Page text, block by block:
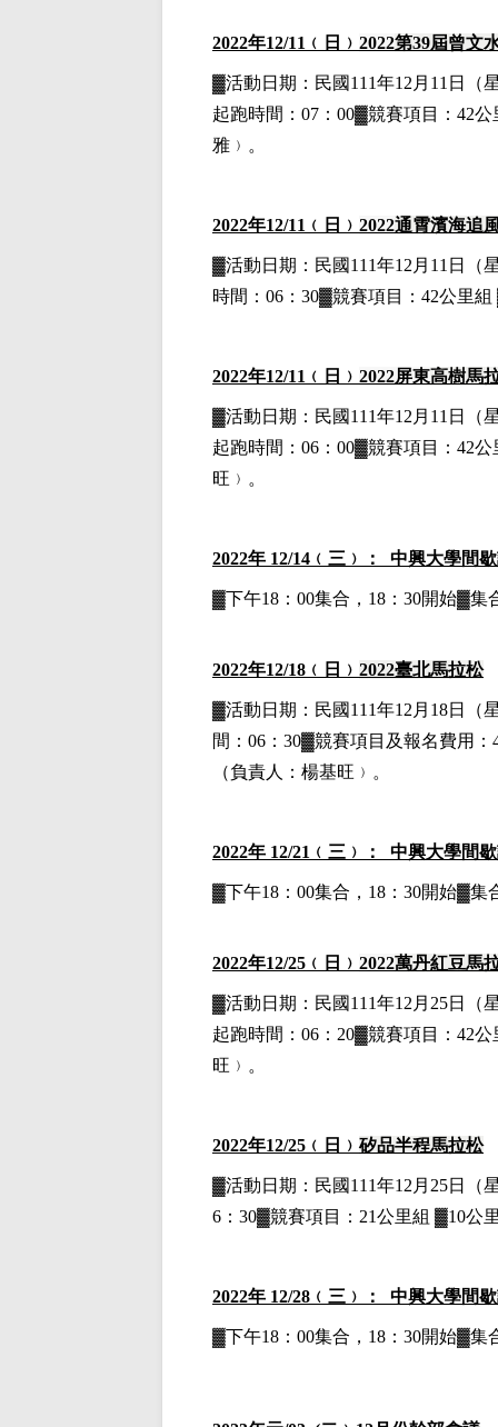
2022年12/11 ﹙日﹚ 2022第39屆曾文
▓活動日期： 民國111年12月11日
（
起跑時間：07：00▓競賽項目：42
雅﹚。
2022年12/11 ﹙日﹚ 2022通霄濱海追
▓活動日期： 民國111年12月11日
（
時間：06：30▓競賽項目：42公里
2022年12/11 ﹙日﹚ 2022屏東高樹馬
▓活動日期： 民國111年12月11日
（
起跑時間：06：00▓競賽項目：42
旺﹚。
2022年 12/14﹙三﹚： 中興大學間
▓下午18：00集合，18：30開始▓集
2022年12/18 ﹙日﹚ 2022臺北馬拉松
▓活動日期： 民國111年12月18日
（
間：06：30▓競賽項目 及報名費用
（負責人：楊基旺﹚。
2022年 12/21﹙三﹚： 中興大學間
▓下午18：00集合，18：30開始▓集
2022年12/25 ﹙日﹚ 2022萬丹紅豆馬
▓活動日期： 民國111年12月25日
（
起跑時間：06：20▓競賽項目：42
旺﹚。
2022年12/25 ﹙日﹚ 矽品半程馬拉松
▓活動日期： 民國111年12月25日
（
6：30▓競賽項目：21公里組 ▓10公
2022年 12/28﹙三﹚： 中興大學間
▓下午18：00集合，18：30開始▓集